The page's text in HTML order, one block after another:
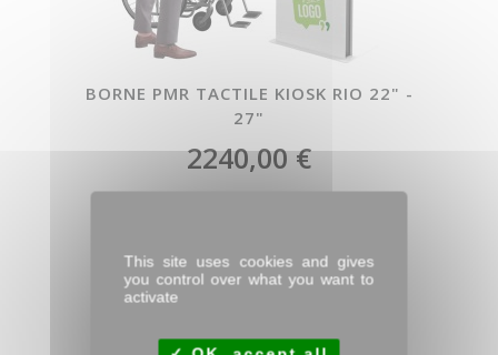
BORNE PMR TACTILE KIOSK RIO 22" -
27"
2240,00 €
This site uses cookies and gives
you control over what you want to
activate